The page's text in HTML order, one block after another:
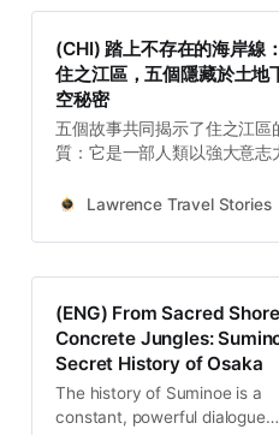
(CHI) 踏上不存在的海岸線
住之江區，五個隱藏於土地
空秘密
五個故事共同揭示了住之江區
質：它是一部人類以強大意志
抗自然到尋求和解的漫長道路
河到戰爭的廢墟，最終走向療
泉，這片土地承載了太多變遷
Lawrence Travel Stories
(ENG) From Sacred
Concrete Jungles:
Secret History of Osaka
The history of Suminoe is a
constant, powerful dialogue